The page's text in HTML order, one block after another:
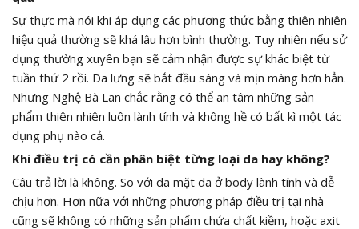
Sự thực mà nói khi áp dụng các phương thức bằng thiên nhiên
hiệu quả thường sẽ khá lâu hơn bình thường. Tuy nhiên nếu sử
dụng thường xuyên bạn sẽ cảm nhận được sự khác biệt từ
tuần thứ 2 rồi. Da lưng sẽ bắt đầu sáng và mịn màng hơn hẳn.
Nhưng Nghệ Bà Lan chắc rằng có thể an tâm những sản
phẩm thiên nhiên luôn lành tính và không hề có bất kì một tác
dụng phụ nào cả.
Khi điều trị có cần phân biệt từng loại da hay không?
Câu trả lời là không. So với da mặt da ở body lành tính và dễ
chịu hơn. Hơn nữa với những phương pháp điều trị tại nhà
cũng sẽ không có những sản phẩm chứa chất kiềm, hoặc axit